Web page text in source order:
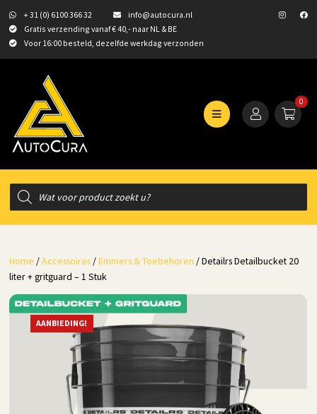
+ 31 (0) 6100 366 32
info@autocura.nl
Gratis verzending vanaf € 40,- naar NL & BE
Voor 16:00 besteld, dezelfde werkdag verzonden
0
Producten
zoeken
Home /Accessoires /Emmers & Toebehoren / Detailrs Detailbucket 20
liter + gritguard – 1 Stuk
AANBIEDING!